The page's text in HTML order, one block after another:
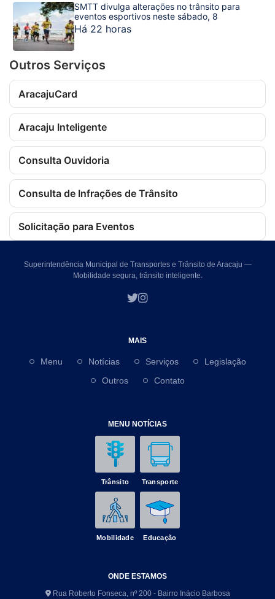
SMTT divulga alterações no trânsito para
eventos esportivos neste sábado, 8
Há 22 horas
Outros Serviços
AracajuCard
Aracaju Inteligente
Consulta Ouvidoria
Consulta de Infrações de Trânsito
Solicitação para Eventos
Superintendência Municipal de Transportes e Trânsito de Aracaju —
Mobilidade segura, trânsito inteligente.
MAIS
Menu Notícias Serviços
Legislação
Outros
Contato
MENU NOTÍCIAS
Trânsito Transporte
Mobilidade Educação
ONDE ESTAMOS
Rua Roberto Fonseca, nº 200 - Bairro Inácio Barbosa